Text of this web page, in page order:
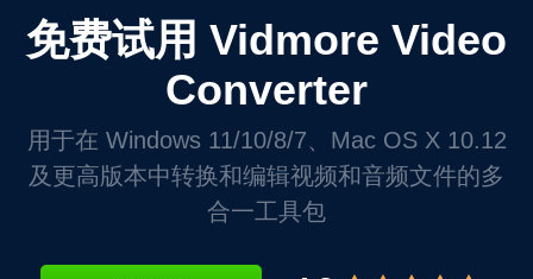
免费试用 Vidmore Video
Converter
用于在 Windows 11/10/8/7、Mac OS X 10.12
及更高版本中转换和编辑视频和音频文件的多
合一工具包